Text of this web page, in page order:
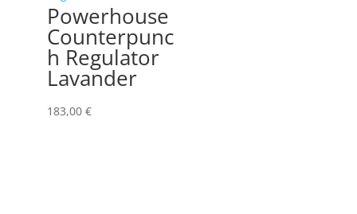
Powerhouse
Counterpunc
h Regulator
Lavander
183,00 €